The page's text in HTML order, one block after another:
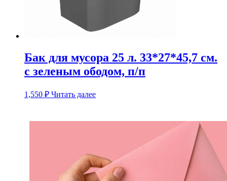
Бак для мусора 25 л. 33*27*45,7 см.
с зеленым ободом, п/п
1,550 ₽ Читать далее